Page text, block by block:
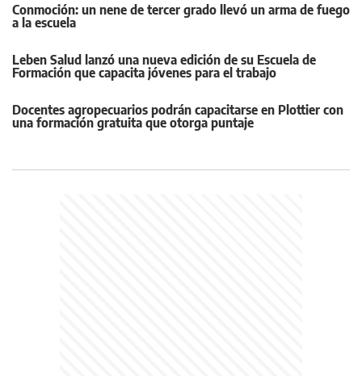
Conmoción: un nene de tercer grado llevó un arma de fuego
a la escuela
Leben Salud lanzó una nueva edición de su Escuela de
Formación que capacita jóvenes para el trabajo
Docentes agropecuarios podrán capacitarse en Plottier con
una formación gratuita que otorga puntaje